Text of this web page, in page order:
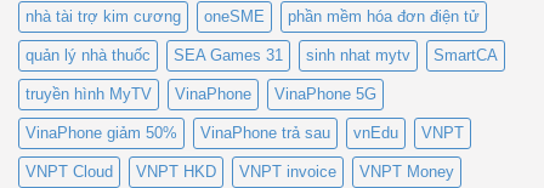
nhà tài trợ kim cương oneSME phần mềm hóa đơn điện tử
quản lý nhà thuốc SEA Games 31 sinh nhat mytv SmartCA
truyền hình MyTV VinaPhone VinaPhone 5G
VinaPhone giảm 50% VinaPhone trả sau vnEdu VNPT
VNPT Cloud VNPT HKD VNPT invoice VNPT Money